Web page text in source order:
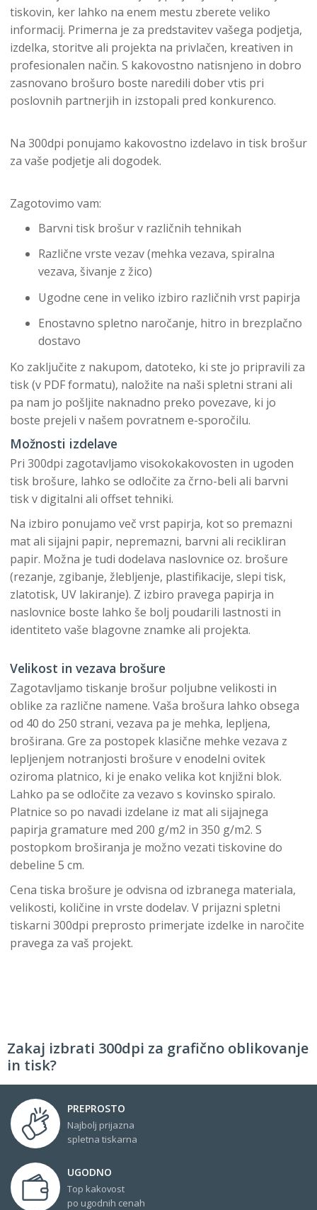
tiskovin, ker lahko na enem mestu zberete veliko
informacij. Primerna je za predstavitev vašega podjetja,
izdelka, storitve ali projekta na privlačen, kreativen in
profesionalen način. S kakovostno natisnjeno in dobro
zasnovano brošuro boste naredili dober vtis pri
poslovnih partnerjih in izstopali pred konkurenco.
Na 300dpi ponujamo kakovostno izdelavo in tisk brošur
za vaše podjetje ali dogodek.
Zagotovimo vam:
Barvni tisk brošur v različnih tehnikah
Različne vrste vezav (mehka vezava, spiralna
vezava, šivanje z žico)
Ugodne cene in veliko izbiro različnih vrst papirja
Enostavno spletno naročanje, hitro in brezplačno
dostavo
Ko zaključite z nakupom, datoteko, ki ste jo pripravili za
tisk (v PDF formatu), naložite na naši spletni strani ali
pa nam jo pošljite naknadno preko povezave, ki jo
boste prejeli v našem povratnem e-sporočilu.
Možnosti izdelave
Pri 300dpi zagotavljamo visokokakovosten in ugoden
tisk brošure, lahko se odločite za črno-beli ali barvni
tisk v digitalni ali offset tehniki.
Na izbiro ponujamo več vrst papirja, kot so premazni
mat ali sijajni papir, nepremazni, barvni ali recikliran
papir. Možna je tudi dodelava naslovnice oz. brošure
(rezanje, zgibanje, žlebljenje, plastifikacije, slepi tisk,
zlatotisk, UV lakiranje). Z izbiro pravega papirja in
naslovnice boste lahko še bolj poudarili lastnosti in
identiteto vaše blagovne znamke ali projekta.
Velikost in vezava brošure
Zagotavljamo tiskanje brošur poljubne velikosti in
oblike za različne namene. Vaša brošura lahko obsega
od 40 do 250 strani, vezava pa je mehka, lepljena,
broširana. Gre za postopek klasične mehke vezava z
lepljenjem notranjosti brošure v enodelni ovitek
oziroma platnico, ki je enako velika kot knjižni blok.
Lahko pa se odločite za vezavo s kovinsko spiralo.
Platnice so po navadi izdelane iz mat ali sijajnega
papirja gramature med 200 g/m2 in 350 g/m2. S
postopkom broširanja je možno vezati tiskovine do
debeline 5 cm.
Cena tiska brošure je odvisna od izbranega materiala,
velikosti, količine in vrste dodelav. V prijazni spletni
tiskarni 300dpi preprosto primerjate izdelke in naročite
pravega za vaš projekt.
Zakaj izbrati 300dpi za grafično oblikovanje
in tisk?
PREPROSTO
Najbolj prijazna
spletna tiskarna
UGODNO
Top kakovost
po ugodnih cenah